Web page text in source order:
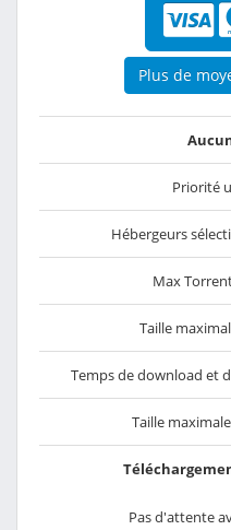
Plus de
Priorité
Hébergeurs
Max
Taille
Temps de download et
Taille
Pas d'attente